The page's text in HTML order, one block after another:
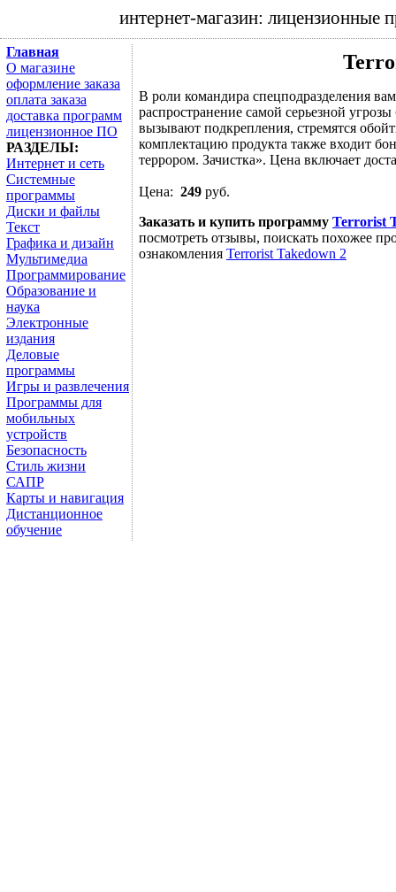
интернет-магазин:
Главная
О магазине
оформление заказа
оплата заказа
доставка программ
лицензионное ПО
РАЗДЕЛЫ:
Интернет и сеть
Системные
программы
Диски и файлы
Текст
Графика и дизайн
Мультимедиа
Программирование
Образование и
наука
Электронные
издания
Деловые
программы
Игры и развлечения
Программы для
мобильных
устройств
Безопасность
Стиль жизни
САПР
Карты и навигация
Дистанционное
обучение
В роли командира спецподразделения
распространение самой серьезной
вызывают подкрепления, стремятся
комплектацию продукта также входит
террором. Зачистка». Цена включает
Цена: 249 руб.
Заказать и купить программу Terrorist
посмотреть отзывы, поискать похожее
ознакомления Terrorist Takedown 2